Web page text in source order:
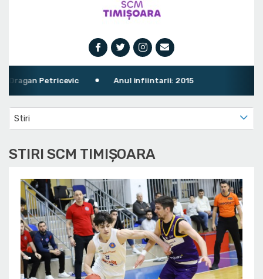
Anul infiintarii: 2015
Stiri
STIRI SCM TIMIȘOARA